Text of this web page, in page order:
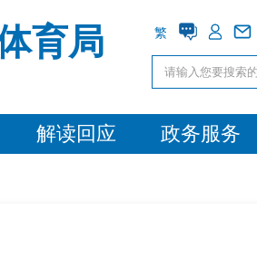
育局 繁
解读回应 政务服务